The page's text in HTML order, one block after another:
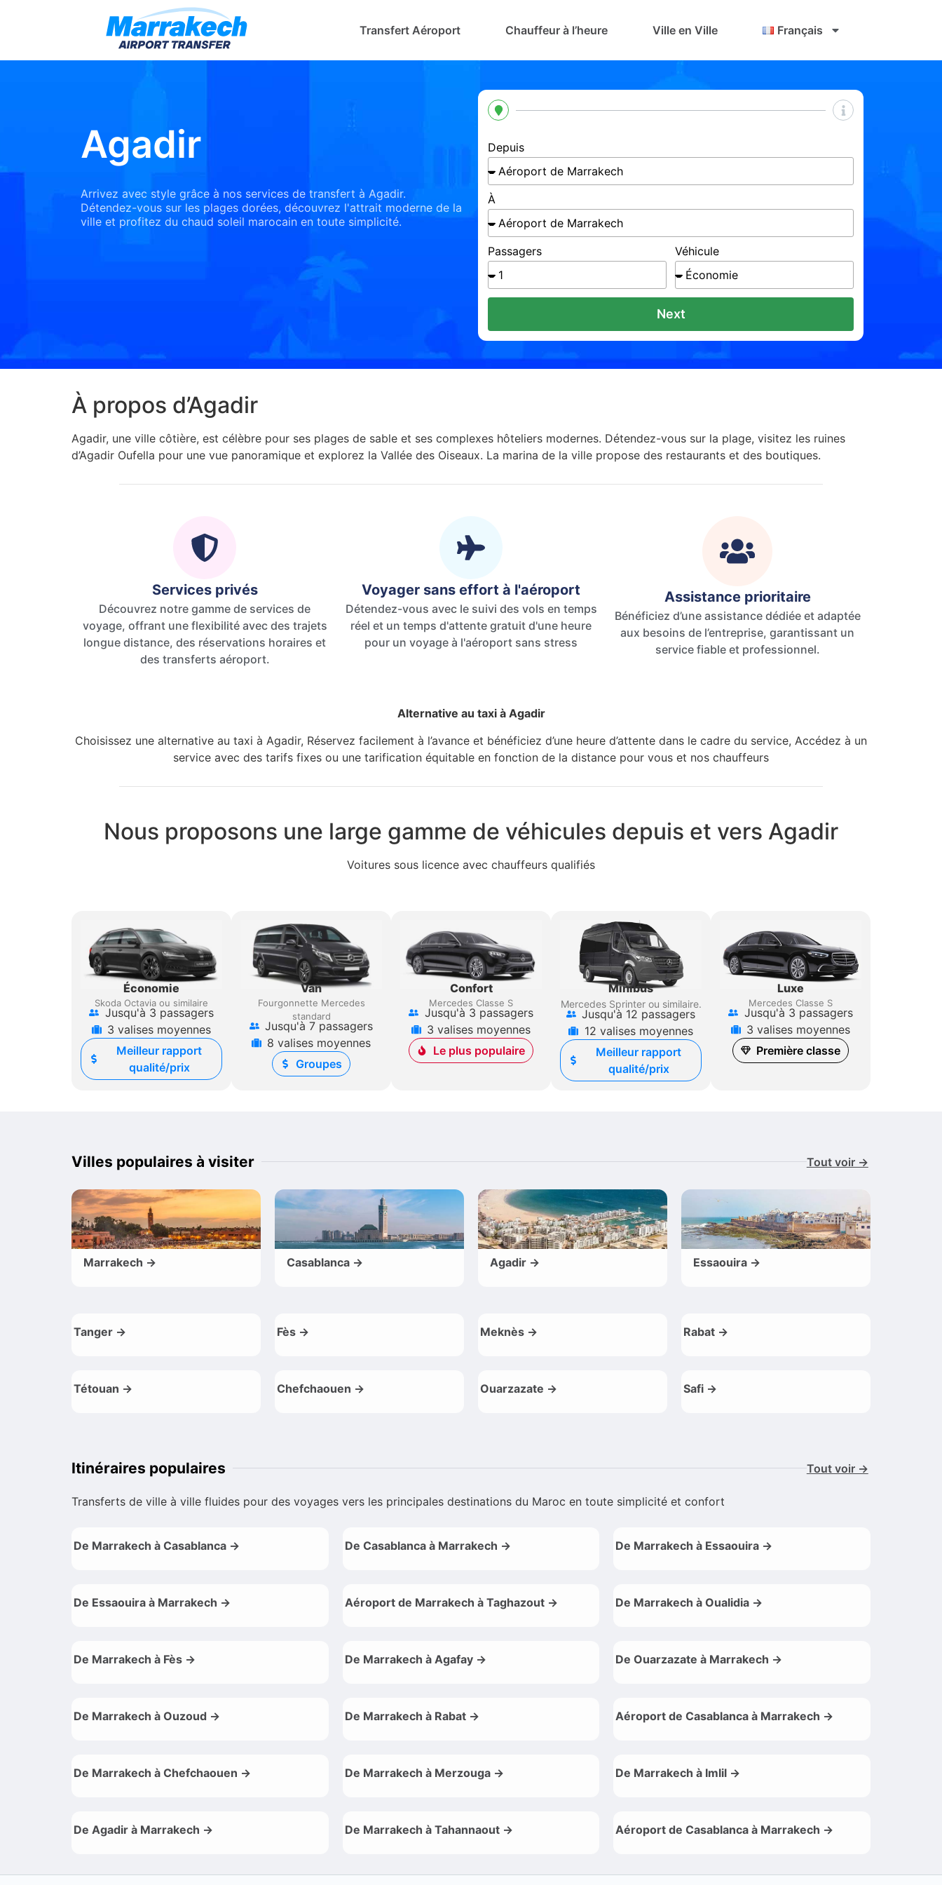
Transfert Aéroport Chauffeur à l’heure Ville en Ville Français
Agadir
Arrivez avec style grâce à nos services de transfert à Agadir.
Détendez-vous sur les plages dorées, découvrez l'attrait moderne de la
ville et profitez du chaud soleil marocain en toute simplicité.
Depuis
À
Passagers Véhicule
Next
À propos d’Agadir
Agadir, une ville côtière, est célèbre pour ses plages de sable et ses complexes hôteliers modernes. Détendez-vous sur la plage, visitez les ruines
d’Agadir Oufella pour une vue panoramique et explorez la Vallée des Oiseaux. La marina de la ville propose des restaurants et des boutiques.
Services privés
Découvrez notre gamme de services de
voyage, offrant une flexibilité avec des trajets
longue distance, des réservations horaires et
des transferts aéroport.
Voyager sans effort à l'aéroport
Détendez-vous avec le suivi des vols en temps
réel et un temps d'attente gratuit d'une heure
pour un voyage à l'aéroport sans stress
Assistance prioritaire
Bénéficiez d’une assistance dédiée et adaptée
aux besoins de l’entreprise, garantissant un
service fiable et professionnel.
Alternative au taxi à Agadir
Choisissez une alternative au taxi à Agadir, Réservez facilement à l’avance et bénéficiez d’une heure d’attente dans le cadre du service, Accédez à un
service avec des tarifs fixes ou une tarification équitable en fonction de la distance pour vous et nos chauffeurs
Nous proposons une large gamme de véhicules depuis et vers Agadir
Voitures sous licence avec chauffeurs qualifiés
Économie
Skoda Octavia ou similaire
Jusqu'à 3 passagers
3 valises moyennes
Meilleur rapport
qualité/prix
Van
Fourgonnette Mercedes
standard
Jusqu'à 7 passagers
8 valises moyennes
Groupes
Confort
Mercedes Classe S
Jusqu'à 3 passagers
3 valises moyennes
Le plus populaire
Minibus
Mercedes Sprinterou similaire.
Jusqu'à 12 passagers
12 valises moyennes
Meilleur rapport
qualité/prix
Luxe
Mercedes Classe S
Jusqu'à 3 passagers
3 valises moyennes
Première classe
Villes populaires à visiter Tout voir →
Marrakech → Casablanca → Agadir → Essaouira →
Tanger → Fès → Meknès → Rabat →
Tétouan → Chefchaouen → Ouarzazate → Safi →
Itinéraires populaires Tout voir →
Transferts de ville à ville fluides pour des voyages vers les principales destinations du Maroc en toute simplicité et confort
De Marrakech à Casablanca → De Casablanca à Marrakech → De Marrakech à Essaouira →
De Essaouira à Marrakech → Aéroport de Marrakech à Taghazout → De Marrakech à Oualidia →
De Marrakech à Fès → De Marrakech à Agafay → De Ouarzazate à Marrakech →
De Marrakech à Ouzoud → De Marrakech à Rabat → Aéroport de Casablanca à Marrakech →
De Marrakech à Chefchaouen → De Marrakech à Merzouga → De Marrakech à Imlil →
De Agadir à Marrakech → De Marrakech à Tahannaout → Aéroport de Casablanca à Marrakech →